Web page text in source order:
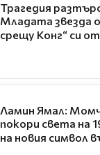
Трагедия
Младата звезда
срещу Конг“ си
Ламин Ямал:
покори света на
на новия символ